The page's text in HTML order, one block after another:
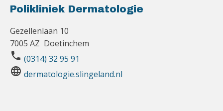
Polikliniek Dermatologie
Gezellenlaan 10
7005 AZ Doetinchem
phone (0314) 32 95 91
language dermatologie.slingeland.nl